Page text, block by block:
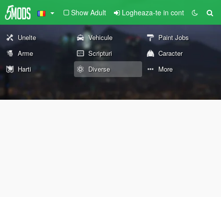
Show Adult Logheaza-te in cont
Unelte Vehicule
Paint Jobs
Arme
Scripturi
Caracter
Harti
Diverse More